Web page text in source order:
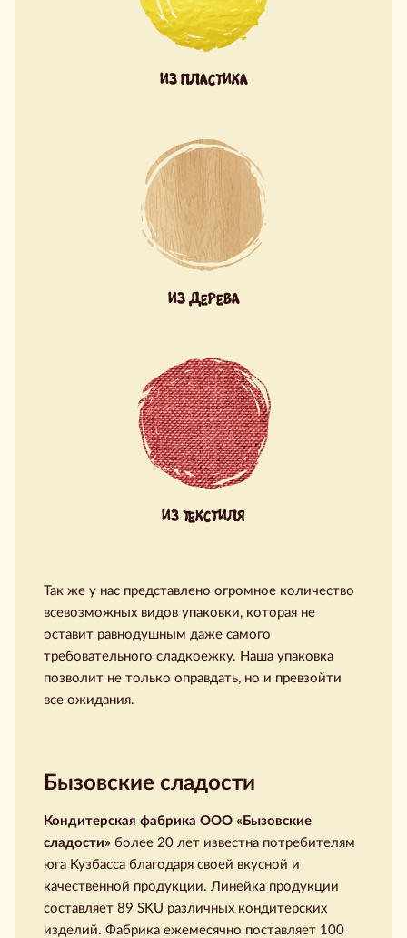
ИЗ ПЛАСТИКА
ИЗ ДЕРЕВА
ИЗ ТЕКСТИЛЯ
Так же у нас представлено огромное количество
всевозможных видов упаковки, которая не
оставит равнодушным даже самого
требовательного сладкоежку. Наша упаковка
позволит не только оправдать, но и превзойти
все ожидания.
Бызовские сладости
Кондитерская фабрика ООО «Бызовские
сладости» более 20 лет известна потребителям
юга Кузбасса благодаря своей вкусной и
качественной продукции. Линейка продукции
составляет 89 SKU различных кондитерских
изделий. Фабрика ежемесячно поставляет 100